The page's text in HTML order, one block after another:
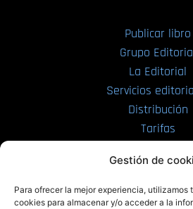
Gestión de
Para ofrecer la mejor experiencia, utilizamos
cookies para almacenar y/o acceder a la
Publicar libro
Grupo
La Editorial
Servicios
Distribución
Tarifas